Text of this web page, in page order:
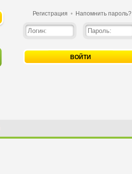
Регистрация • Напомнить пароль?
ВОЙТИ